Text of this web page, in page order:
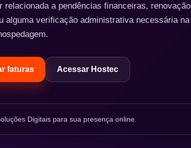
relacionada a pendências financeiras, renovação
alguma verificação administrativa necessária na
faturas Acessar Hostec
Digitais para sua presença online.